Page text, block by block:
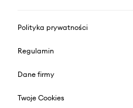
Polityka prywatności
Regulamin
Dane firmy
Twoje Cookies